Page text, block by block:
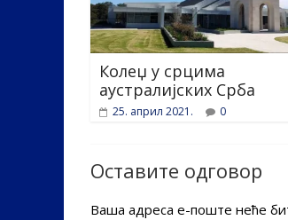
Колеџ у срцима
аустралијских Срба
25. април 2021. 0
Оставите одговор
Ваша адреса е-поште неће